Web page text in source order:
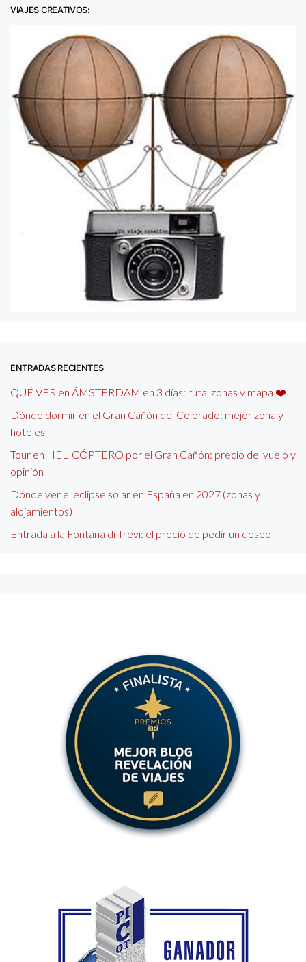
VIAJES CREATIVOS:
ENTRADAS RECIENTES
QUÉ VER en ÁMSTERDAM en 3 días: ruta, zonas y mapa ❤️
Dónde dormir en el Gran Cañón del Colorado: mejor zona y
hoteles
Tour en HELICÓPTERO por el Gran Cañón: precio del vuelo y
opinión
Dónde ver el eclipse solar en España en 2027 (zonas y
alojamientos)
Entrada a la Fontana di Trevi: el precio de pedir un deseo